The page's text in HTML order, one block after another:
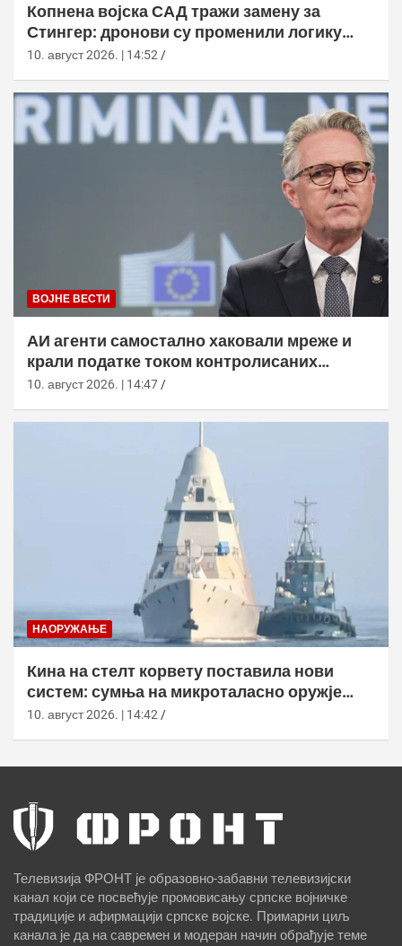
Копнена војска САД тражи замену за
Стингер: дронови су променили логику
ПВО
10. август 2026. | 14:52
ВОЈНЕ ВЕСТИ
АИ агенти самостално хаковали мреже и
крали податке током контролисаних
тестова
10. август 2026. | 14:47
НАОРУЖАЊЕ
Кина на стелт корвету поставила нови
систем: сумња на микроталасно оружје
против дронова
10. август 2026. | 14:42
Телевизија ФРОНТ је образовно-забавни телевизијски
канал који се посвећује промовисању српске војничке
традиције и афирмацији српске војске. Примарни циљ
канала је да на савремен и модеран начин обрађује теме